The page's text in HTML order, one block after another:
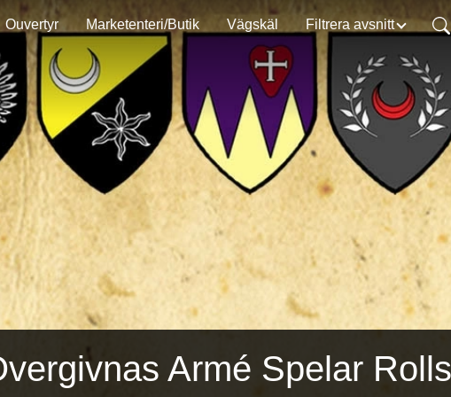
Ouvertyr Marketenteri/Butik Vägskäl Filtrera avsnitt
Armé Spelar